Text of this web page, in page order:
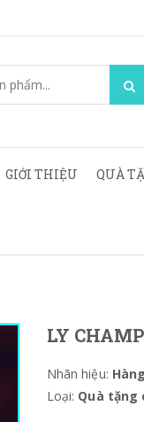
GIỚI THIỆU QUÀ
LY
Nhãn hiệu:
Loại: Quà tặng